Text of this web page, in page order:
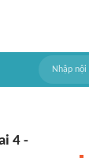
4 -